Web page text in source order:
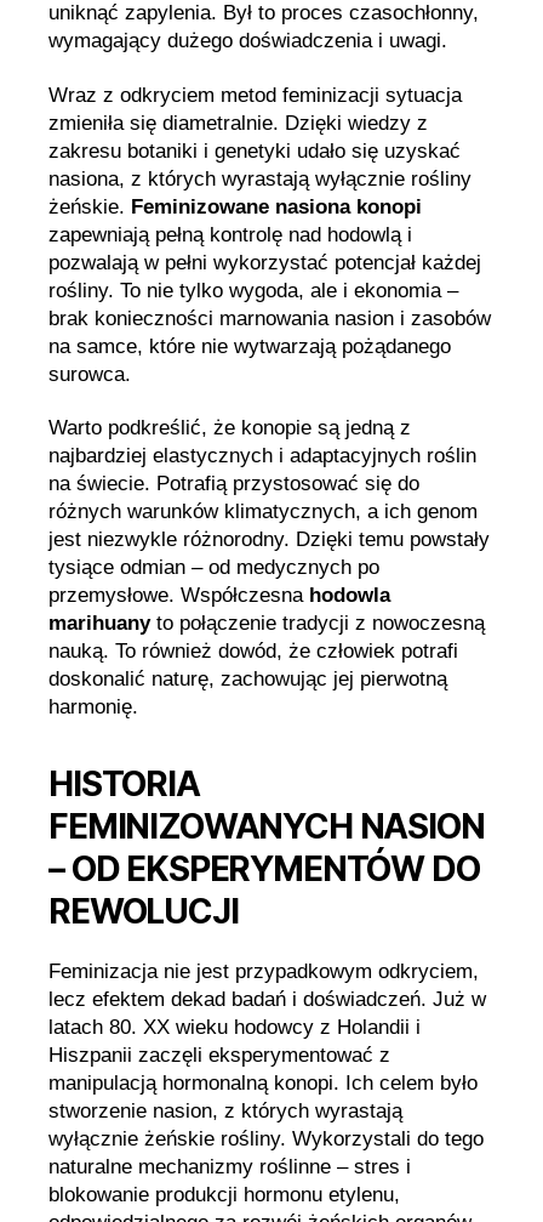
uniknąć zapylenia. Był to proces czasochłonny,
wymagający dużego doświadczenia i uwagi.
Wraz z odkryciem metod feminizacji sytuacja
zmieniła się diametralnie. Dzięki wiedzy z
zakresu botaniki i genetyki udało się uzyskać
nasiona, z których wyrastają wyłącznie rośliny
żeńskie. Feminizowane nasiona konopi
zapewniają pełną kontrolę nad hodowlą i
pozwalają w pełni wykorzystać potencjał każdej
rośliny. To nie tylko wygoda, ale i ekonomia –
brak konieczności marnowania nasion i zasobów
na samce, które nie wytwarzają pożądanego
surowca.
Warto podkreślić, że konopie są jedną z
najbardziej elastycznych i adaptacyjnych roślin
na świecie. Potrafią przystosować się do
różnych warunków klimatycznych, a ich genom
jest niezwykle różnorodny. Dzięki temu powstały
tysiące odmian – od medycznych po
przemysłowe. Współczesna hodowla
marihuanyto połączenie tradycji z nowoczesną
nauką. To również dowód, że człowiek potrafi
doskonalić naturę, zachowując jej pierwotną
harmonię.
HISTORIA
FEMINIZOWANYCH NASION
– OD EKSPERYMENTÓW DO
REWOLUCJI
Feminizacja nie jest przypadkowym odkryciem,
lecz efektem dekad badań i doświadczeń. Już w
latach 80. XX wieku hodowcy z Holandii i
Hiszpanii zaczęli eksperymentować z
manipulacją hormonalną konopi. Ich celem było
stworzenie nasion, z których wyrastają
wyłącznie żeńskie rośliny. Wykorzystali do tego
naturalne mechanizmy roślinne – stres i
blokowanie produkcji hormonu etylenu,